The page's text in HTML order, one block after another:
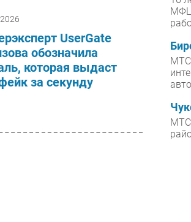
UserGate
обозначила
которая выдаст
за секунду
МФЦ
МТС
МТС